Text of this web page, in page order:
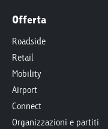
Offerta
Roadside
Retail
Mobility
Airport
Connect
Organizzazioni e partiti